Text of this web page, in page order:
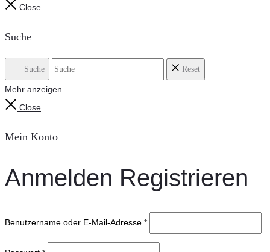
Close
Suche
Suche Reset
Mehr anzeigen
Close
Mein Konto
Anmelden Registrieren
Benutzername oder E-Mail-Adresse *